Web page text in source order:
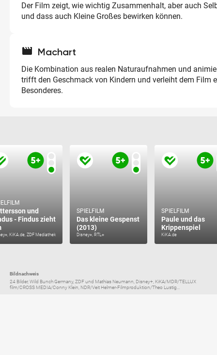
Der Film zeigt, wie wichtig Zusammenhalt, aber auch
und dass auch Kleine Großes bewirken können.
movie Machart
Die Kombination aus realen Naturaufnahmen und
trifft den Geschmack von Kindern und verleiht dem Film
Besonderes.
und
- Findus zieht
KiKA.de, ZDF Mediathek
SPIELFILM
Das kleine Gespenst
(2013)
Disney+, RTL+
SPIELFILM
Paule und das
Krippenspiel
KiKA.de
Bildnachweis
24 Bilder, Wild Bunch Germany, ZDF und Mathias Neumann, Disney+, KiKA/MDR/TELLUX
film/CROSS MEDIA/Conny Klein, NDR/Veit Helmer-Filmproduktion/Theo Lustig...